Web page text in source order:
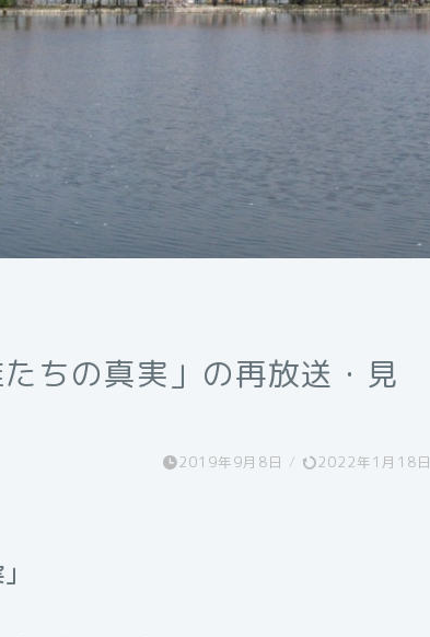
ちの真実」の再放送・見
2019年9月8日 / 2022年1月18日